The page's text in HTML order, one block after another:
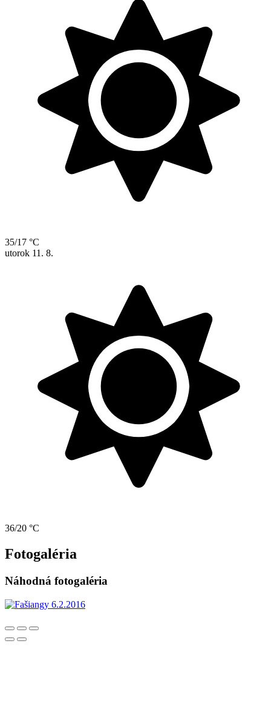
35/17 °C
utorok 11. 8.
36/20 °C
Fotogaléria
Náhodná fotogaléria